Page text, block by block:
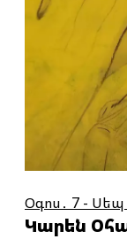
Օգոս․ 7 -
Կարեն